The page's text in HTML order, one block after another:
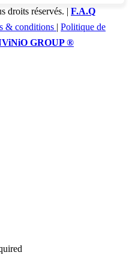
droits réservés. | F.A.Q
& conditions | Politique de
GROUP ®